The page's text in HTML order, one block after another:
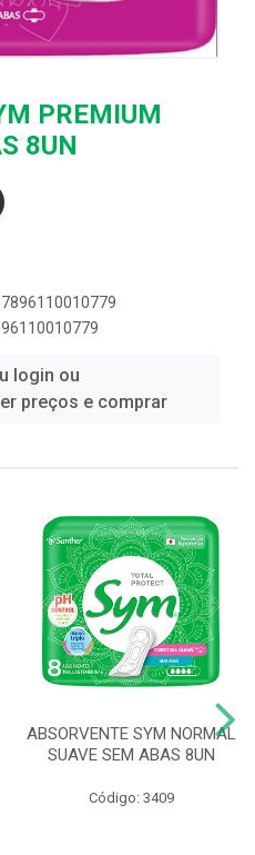
PREMIUM
8UN
login ou
preços e comprar
ABSORVENTE SYM NORMAL
SUAVE SEM ABAS 8UN
Código: 3409